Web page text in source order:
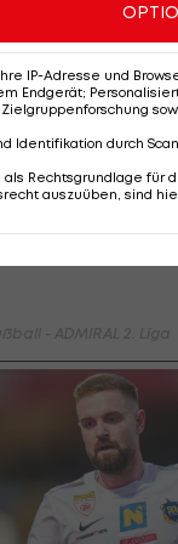
(87.)
einen Punkt
Torfestival! Sturm
den FAC
- ADMIRAL 2. Liga
Doppelpacker
IP-Adresse und
Endgerät;
Identifikation durch
Rechtsgrundlage für
auszuüben, sind